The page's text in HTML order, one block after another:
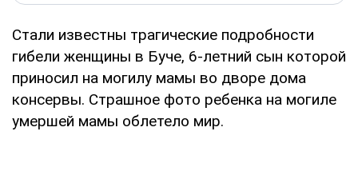
Стали известны трагические подробности
гибели женщины в Буче, 6-летний сын которой
приносил на могилу мамы во дворе дома
консервы. Страшное фото ребенка на могиле
умершей мамы облетело мир.